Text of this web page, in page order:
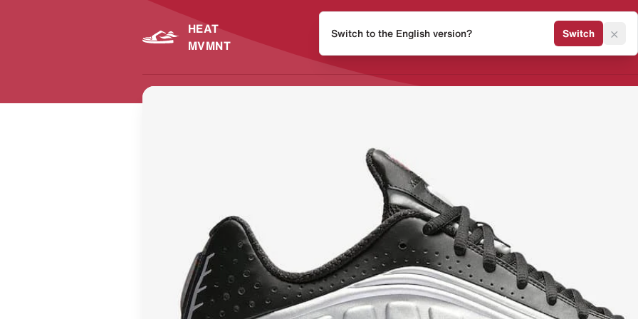
HEAT
MVMNT
Release Kalender Sneaker
Switch to the English version? Switch ×